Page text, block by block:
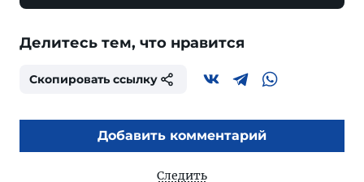
Делитесь тем, что нравится
Скопировать ссылку
Добавить комментарий
Следить